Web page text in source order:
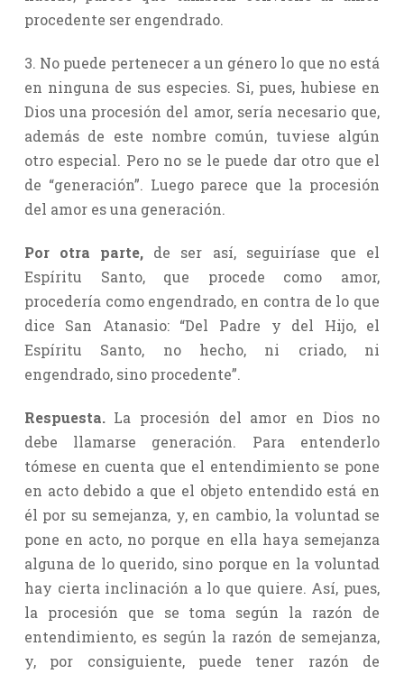
procedente ser engendrado.
3. No puede pertenecer a un género lo que no está
en ninguna de sus especies. Si, pues, hubiese en
Dios una procesión del amor, sería necesario que,
además de este nombre común, tuviese algún
otro especial. Pero no se le puede dar otro que el
de “generación”. Luego parece que la procesión
del amor es una generación.
Por otra parte, de ser así, seguiríase que el
Espíritu Santo, que procede como amor,
procedería como engendrado, en contra de lo que
dice San Atanasio: “Del Padre y del Hijo, el
Espíritu Santo, no hecho, ni criado, ni
engendrado, sino procedente”.
Respuesta.La procesión del amor en Dios no
debe llamarse generación. Para entenderlo
tómese en cuenta que el entendimiento se pone
en acto debido a que el objeto entendido está en
él por su semejanza, y, en cambio, la voluntad se
pone en acto, no porque en ella haya semejanza
alguna de lo querido, sino porque en la voluntad
hay cierta inclinación a lo que quiere. Así, pues,
la procesión que se toma según la razón de
entendimiento, es según la razón de semejanza,
y, por consiguiente, puede tener razón de